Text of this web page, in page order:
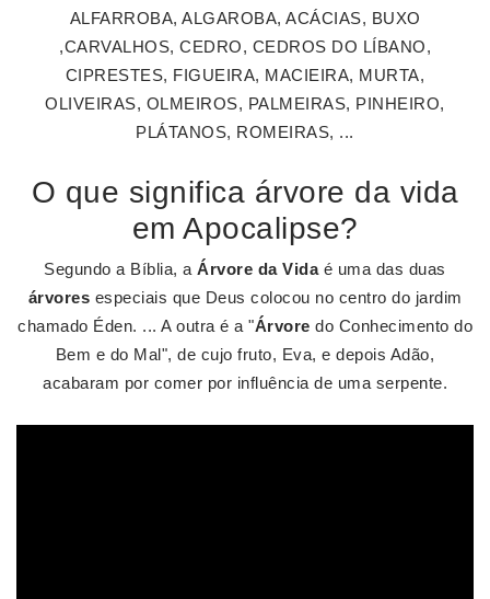
ALFARROBA, ALGAROBA, ACÁCIAS, BUXO
,CARVALHOS, CEDRO, CEDROS DO LÍBANO,
CIPRESTES, FIGUEIRA, MACIEIRA, MURTA,
OLIVEIRAS, OLMEIROS, PALMEIRAS, PINHEIRO,
PLÁTANOS, ROMEIRAS, ...
O que significa árvore da vida
em Apocalipse?
Segundo a Bíblia, aÁrvore da Vidaé uma das duas
árvores especiais que Deus colocou no centro do jardim
chamado Éden. ... A outra é a "Árvore do Conhecimento do
Bem e do Mal", de cujo fruto, Eva, e depois Adão,
acabaram por comer por influência de uma serpente.